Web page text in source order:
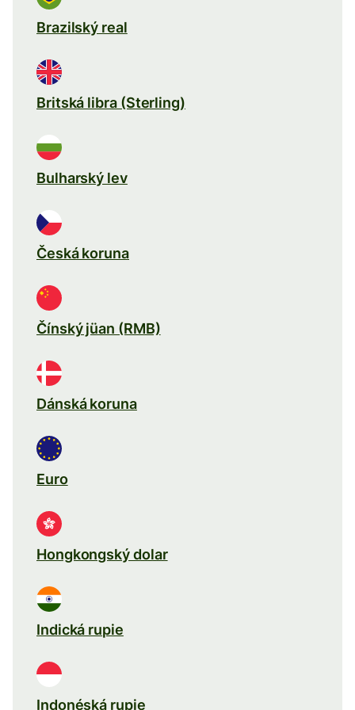
Brazilský real
Britská libra (Sterling)
Bulharský lev
Česká koruna
Čínský jüan (RMB)
Dánská koruna
Euro
Hongkongský dolar
Indická rupie
Indonéská rupie